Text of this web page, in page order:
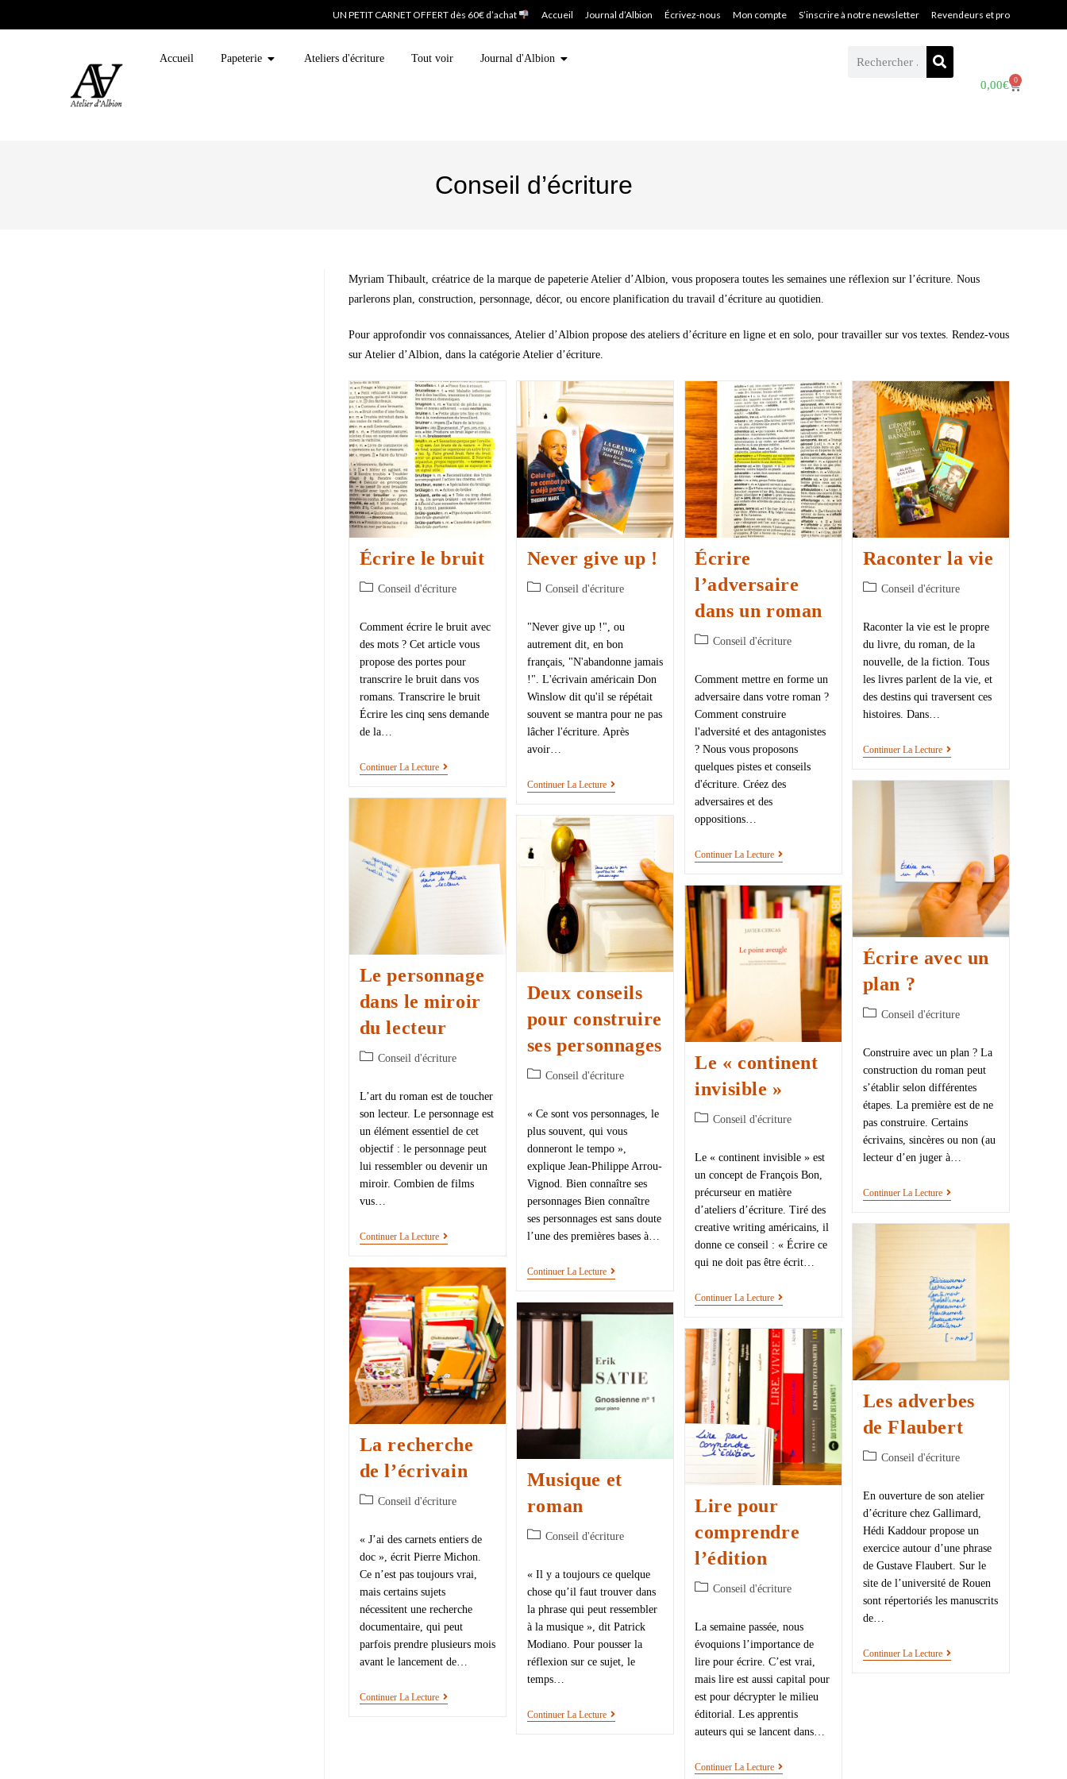
UN PETIT CARNET OFFERT dès 60€ d’achat Accueil Journal d’Albion Écrivez-nous Mon compte S’inscrire à notre newsletter Revendeurs et pro
Accueil Papeterie Ateliers d'écriture Tout voir Journal d'Albion
0,00€ 0
Conseil d’écriture
Myriam Thibault, créatrice de la marque de papeterie Atelier d’Albion, vous proposera toutes les semaines une réflexion sur l’écriture. Nous
parlerons plan, construction, personnage, décor, ou encore planification du travail d’écriture au quotidien.
Pour approfondir vos connaissances, Atelier d’Albion propose des ateliers d’écriture en ligne et en solo, pour travailler sur vos textes. Rendez-vous
sur Atelier d’Albion, dans la catégorie Atelier d’écriture.
Écrire le bruit
Conseil d'écriture
Comment écrire le bruit avec
des mots ? Cet article vous
propose des portes pour
transcrire le bruit dans vos
romans. Transcrire le bruit
Écrire les cinq sens demande
de la…
Continuer La Lecture
Never give up !
Conseil d'écriture
"Never give up !", ou
autrement dit, en bon
français, "N'abandonne jamais
!". L'écrivain américain Don
Winslow dit qu'il se répétait
souvent se mantra pour ne pas
lâcher l'écriture. Après
avoir…
Continuer La Lecture
Écrire
l’adversaire
dans un roman
Conseil d'écriture
Comment mettre en forme un
adversaire dans votre roman ?
Comment construire
l'adversité et des antagonistes
? Nous vous proposons
quelques pistes et conseils
d'écriture. Créez des
adversaires et des
oppositions…
Continuer La Lecture
Raconter la vie
Conseil d'écriture
Raconter la vie est le propre
du livre, du roman, de la
nouvelle, de la fiction. Tous
les livres parlent de la vie, et
des destins qui traversent ces
histoires. Dans…
Continuer La Lecture
Écrire avec un
plan ?
Conseil d'écriture
Construire avec un plan ? La
construction du roman peut
s’établir selon différentes
étapes. La première est de ne
pas construire. Certains
écrivains, sincères ou non (au
lecteur d’en juger à…
Continuer La Lecture
Le personnage
dans le miroir
du lecteur
Conseil d'écriture
L’art du roman est de toucher
son lecteur. Le personnage est
un élément essentiel de cet
objectif : le personnage peut
lui ressembler ou devenir un
miroir. Combien de films
vus…
Continuer La Lecture
Deux conseils
pour construire
ses personnages
Conseil d'écriture
« Ce sont vos personnages, le
plus souvent, qui vous
donneront le tempo »,
explique Jean-Philippe Arrou-
Vignod. Bien connaître ses
personnages Bien connaître
ses personnages est sans doute
l’une des premières bases à…
Continuer La Lecture
Le « continent
invisible »
Conseil d'écriture
Le « continent invisible » est
un concept de François Bon,
précurseur en matière
d’ateliers d’écriture. Tiré des
creative writing américains, il
donne ce conseil : « Écrire ce
qui ne doit pas être écrit…
Continuer La Lecture
Les adverbes
de Flaubert
Conseil d'écriture
En ouverture de son atelier
d’écriture chez Gallimard,
Hédi Kaddour propose un
exercice autour d’une phrase
de Gustave Flaubert. Sur le
site de l’université de Rouen
sont répertoriés les manuscrits
de…
Continuer La Lecture
La recherche
de l’écrivain
Conseil d'écriture
« J’ai des carnets entiers de
doc », écrit Pierre Michon.
Ce n’est pas toujours vrai,
mais certains sujets
nécessitent une recherche
documentaire, qui peut
parfois prendre plusieurs mois
avant le lancement de…
Continuer La Lecture
Musique et
roman
Conseil d'écriture
« Il y a toujours ce quelque
chose qu’il faut trouver dans
la phrase qui peut ressembler
à la musique », dit Patrick
Modiano. Pour pousser la
réflexion sur ce sujet, le
temps…
Continuer La Lecture
Lire pour
comprendre
l’édition
Conseil d'écriture
La semaine passée, nous
évoquions l’importance de
lire pour écrire. C’est vrai,
mais lire est aussi capital pour
est pour décrypter le milieu
éditorial. Les apprentis
auteurs qui se lancent dans…
Continuer La Lecture